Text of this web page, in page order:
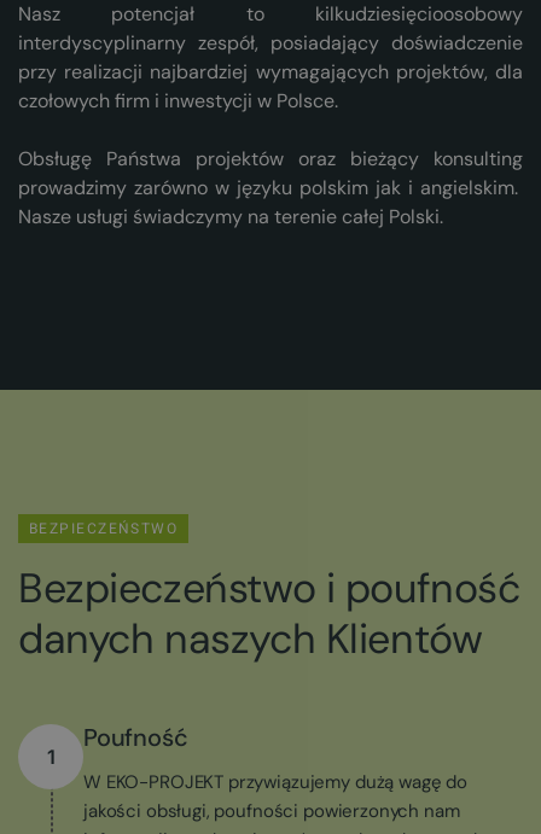
Nasz potencjał to kilkudziesięcioosobowy
interdyscyplinarny zespół, posiadający doświadczenie
przy realizacji najbardziej wymagających projektów, dla
czołowych firm i inwestycji w Polsce.
Obsługę Państwa projektów oraz bieżący konsulting
prowadzimy zarówno w języku polskim jak i angielskim.
Nasze usługi świadczymy na terenie całej Polski.
BEZPIECZEŃSTWO
Bezpieczeństwo i poufność
danych naszych Klientów
1
Poufność
W EKO-PROJEKT przywiązujemy dużą wagę do
jakości obsługi, poufności powierzonych nam